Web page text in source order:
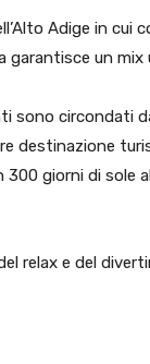
Adige in cui
un
circondati
destinazione
giorni di sole
relax e del